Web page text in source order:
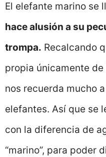
El elefante marino se
hace alusión a su
trompa. Recalcando
propia únicamente
nos recuerda mucho
elefantes. Así que se
con la diferencia de
“marino”, para poder